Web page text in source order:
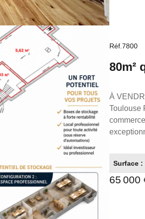
Réf.7800
80m²
LOTS
À
Toulouse Rare sur le secteur ! Située en plein coeur du quartier des Carmes, à deux pas des
exceptionnel
local
Surface :
65 000